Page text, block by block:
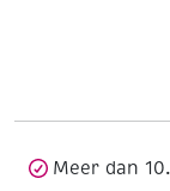
Meer dan